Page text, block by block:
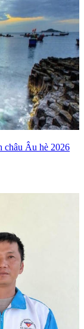
châu Âu hè 2026